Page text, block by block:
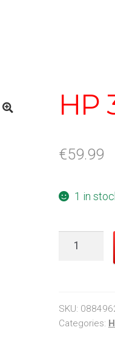
HP
€59.99
1 in
SKU:
Categories: